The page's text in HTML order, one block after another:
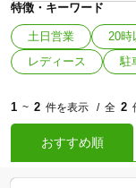
特徴・キーワード
土日営業 20時
レディース
駐
1 ~ 2 件を表示 全 2
おすすめ順